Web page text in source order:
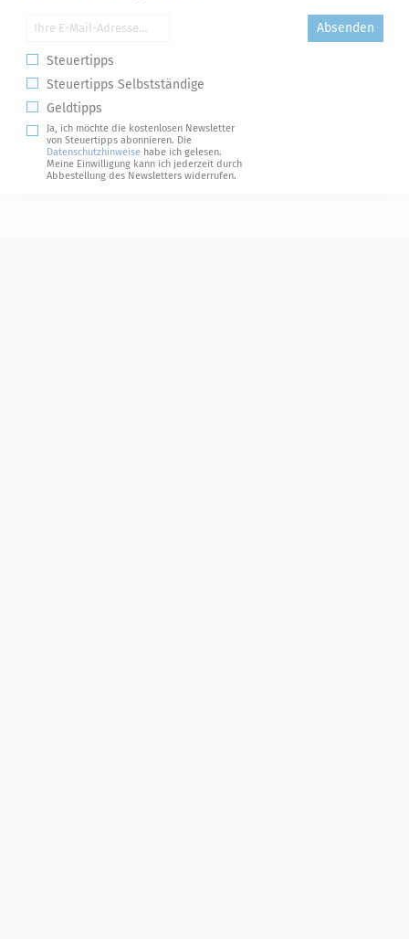
Absenden
Steuertipps
Steuertipps Selbstständige
Geldtipps
Ja, ich möchte die kostenlosen Newsletter
von Steuertipps abonnieren. Die
Datenschutzhinweise habe ich gelesen.
Meine Einwilligung kann ich jederzeit durch
Abbestellung des Newsletters widerrufen.